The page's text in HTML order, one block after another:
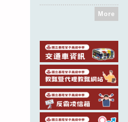
More